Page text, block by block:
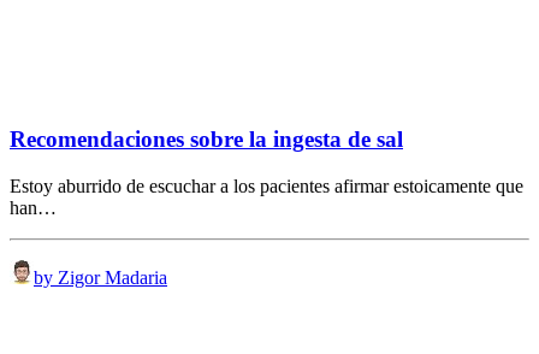
Recomendaciones sobre la ingesta de sal
Estoy aburrido de escuchar a los pacientes afirmar estoicamente que
han…
by Zigor Madaria